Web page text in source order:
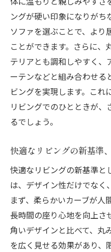
さ
家族全員がくつ
丸みソファでリ
ソファ選びで失
快適な座り心地
丸みソファが提
長時間座っても疲
ングが硬い印象になりがち
ソファを選ぶことで、より
ことができます。さらに、
テリアとも調和しやすく、
ーテンなどと組み合わせる
ビングを実現します。これ
リビングでのひとときが
るでしょう。
快適なリビングの新基準
快適なリビングの新基準と
は、デザイン性だけでなく
まず、柔らかいカーブが人
長時間の座り心地を向上さ
角いデザインと比べて、丸
を広く見せる効果があり、